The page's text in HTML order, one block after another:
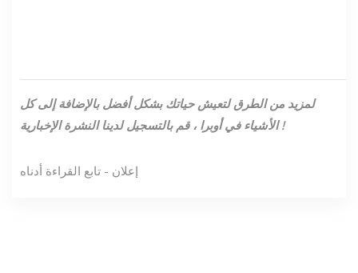
لمزيد من الطرق لتعيش حياتك بشكل أفضل بالإضافة إلى كل
الأشياء في أوبرا ، قم بالتسجيل لدينا النشرة الإخبارية !
إعلان - تابع القراءة أدناه